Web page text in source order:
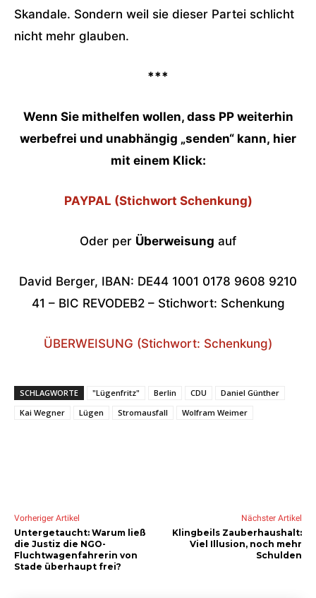
Skandale. Sondern weil sie dieser Partei schlicht
nicht mehr glauben.
***
Wenn Sie mithelfen wollen, dass PP weiterhin
werbefrei und unabhängig „senden“ kann, hier
mit einem Klick:
PAYPAL (Stichwort Schenkung)
Oder per Überweisung auf
David Berger, IBAN: DE44 1001 0178 9608 9210
41 – BIC REVODEB2 – Stichwort: Schenkung
ÜBERWEISUNG (Stichwort: Schenkung)
SCHLAGWORTE "Lügenfritz" Berlin CDU
Daniel Günther
Kai Wegner
Lügen Stromausfall Wolfram Weimer
Vorheriger Artikel
Untergetaucht: Warum ließ
die Justiz die NGO-
Fluchtwagenfahrerin von
Stade überhaupt frei?
Nächster Artikel
Klingbeils Zauberhaushalt:
Viel Illusion, noch mehr
Schulden